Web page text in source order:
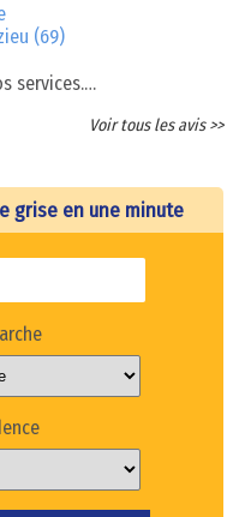
(69)
services.…
Voir tous les avis >>
grise en une minute